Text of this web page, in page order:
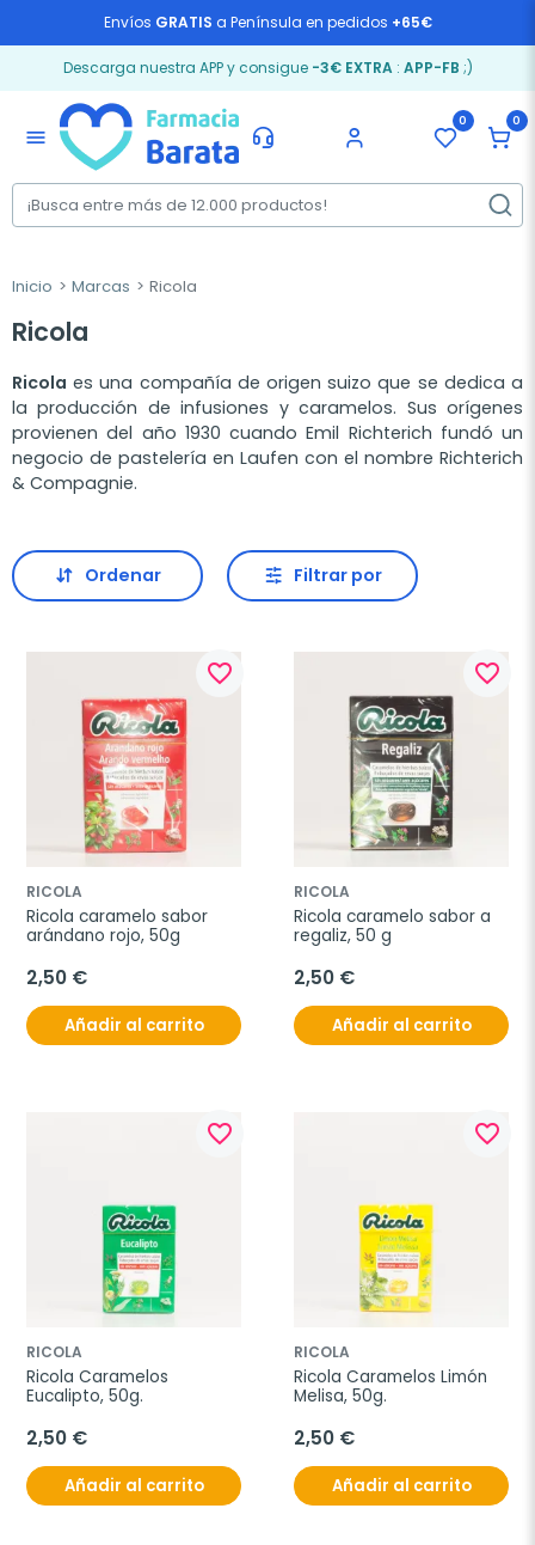
Envíos GRATIS a Península en pedidos +65€
Descarga nuestra APP y consigue -3€ EXTRA: APP-FB ;)
menu
0 0
Inicio Marcas Ricola
Ricola
Ricola es una compañía de origen suizo que se dedica a
la producción de infusiones y caramelos. Sus orígenes
provienen del año 1930 cuando Emil Richterich fundó un
negocio de pastelería en Laufen con el nombre Richterich
& Compagnie.
Ordenar Filtrar por
favorite_border
RICOLA
Ricola caramelo sabor
arándano rojo, 50g
2,50 €
Añadir al carrito
favorite_border
RICOLA
Ricola caramelo sabor a
regaliz, 50 g
2,50 €
Añadir al carrito
favorite_border
RICOLA
Ricola Caramelos
Eucalipto, 50g.
2,50 €
Añadir al carrito
favorite_border
RICOLA
Ricola Caramelos Limón
Melisa, 50g.
2,50 €
Añadir al carrito